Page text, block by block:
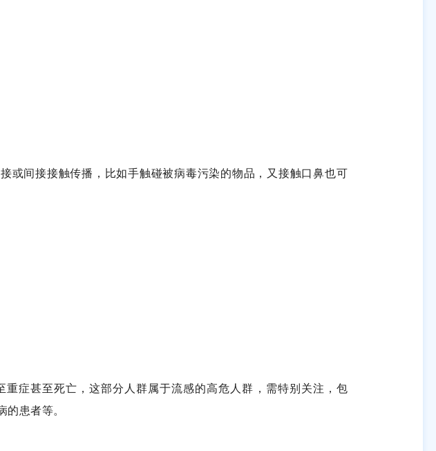
或间接接触传播，比如手触碰被病毒污染的物品，又接触口鼻也可
症甚至死亡，这部分人群属于流感的高危人群，需特别关注，包
的患者等。